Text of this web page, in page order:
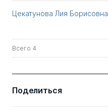
Цекатунова Лия Борисовна
Всего 4
Поделиться